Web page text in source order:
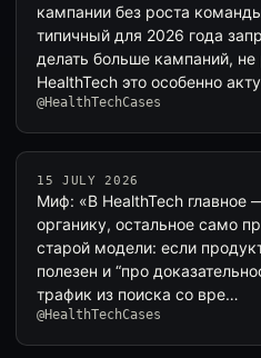
кампании без роста
типичный для 2026 года
делать больше кампаний, не
HealthTech это особенно
@HealthTechCases
15 JULY 2026
Миф: «В HealthTech главное
органику, остальное само
старой модели: если
полезен и “про
трафик из поиска со вре…
@HealthTechCases